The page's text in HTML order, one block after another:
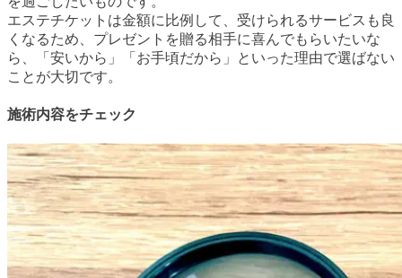
エステチケットは金額に比例して、受けられるサービスも良
くなるため、プレゼントを贈る相手に喜んでもらいたいな
ら、「安いから」「お手頃だから」といった理由で選ばない
ことが大切です。
施術内容をチェック